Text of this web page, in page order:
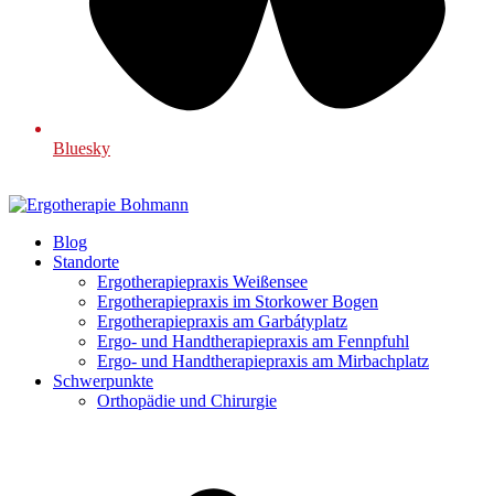
Bluesky
Blog
Standorte
Ergotherapiepraxis Weißensee
Ergotherapiepraxis im Storkower Bogen
Ergotherapiepraxis am Garbátyplatz
Ergo- und Handtherapiepraxis am Fennpfuhl
Ergo- und Handtherapiepraxis am Mirbachplatz
Schwerpunkte
Orthopädie und Chirurgie